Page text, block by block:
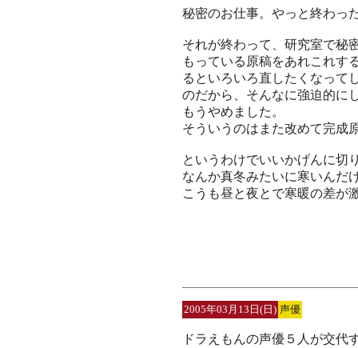
秘密のお仕事。やっと終わっ
それが終わって、研究室で秘
もっている原稿をあれこれす
るといろいろ直したくなって
のだから、そんなに強迫的に
もうやめました。
そういうのはまた改めて完成
というわけでいいかげんに切
なんか真冬みたいに寒いんだ
こうも昼と夜とで寒暖の差が
2005年03月13日(日) 声優
ドラえもんの声優５人が交代